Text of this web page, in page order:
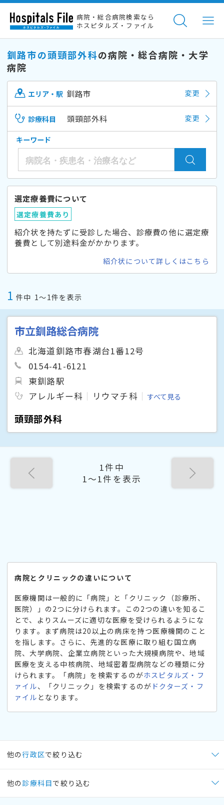
病院・総合病院検索なら
ホスピタルズ・ファイル
釧路市の頭頸部外科の病院・総合病院・大学
病院
エリア・駅 釧路市 変更
診療科目 頭頸部外科 変更
キーワード
選定療養費について
選定療養費あり
紹介状を持たずに受診した場合、診療費の他に選定療
養費として別途料金がかかります。
紹介状について詳しくはこちら
1 件中 1〜1件を表示
市立釧路総合病院
北海道釧路市春湖台1番12号
0154-41-6121
東釧路駅
アレルギー科
リウマチ科 すべて見る
頭頸部外科
1件中
1〜1件を表示
病院とクリニックの違いについて
医療機関は一般的に「病院」と「クリニック（診療所、
医院）」の2つに分けられます。この2つの違いを知るこ
とで、よりスムーズに適切な医療を受けられるようにな
ります。まず病院は20以上の病床を持つ医療機関のこと
を指します。さらに、先進的な医療に取り組む国立病
院、大学病院、企業立病院といった大規模病院や、地域
医療を支える中核病院、地域密着型病院などの種類に分
けられます。「病院」を検索するのがホスピタルズ・フ
ァイル、「クリニック」を検索するのが ドクターズ・フ
ァイル となります。
他の行政区で絞り込む
他の 診療科目で絞り込む